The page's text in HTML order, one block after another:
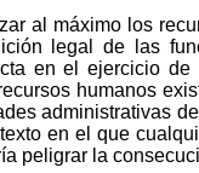
al máximo los
legal de las
en el ejercicio
humanos
administrativas
en el que
peligrar la